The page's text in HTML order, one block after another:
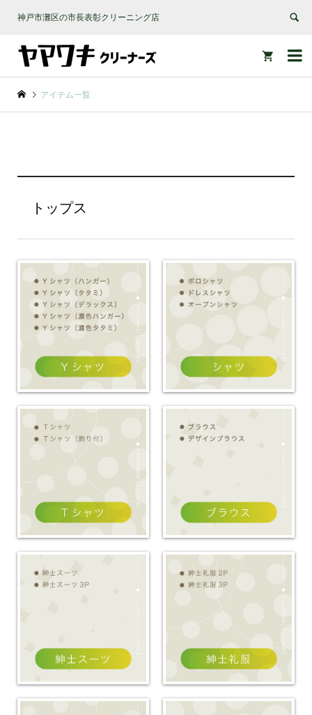
神戸市灘区の市長表彰クリーニング店


アイテム一覧
トップス